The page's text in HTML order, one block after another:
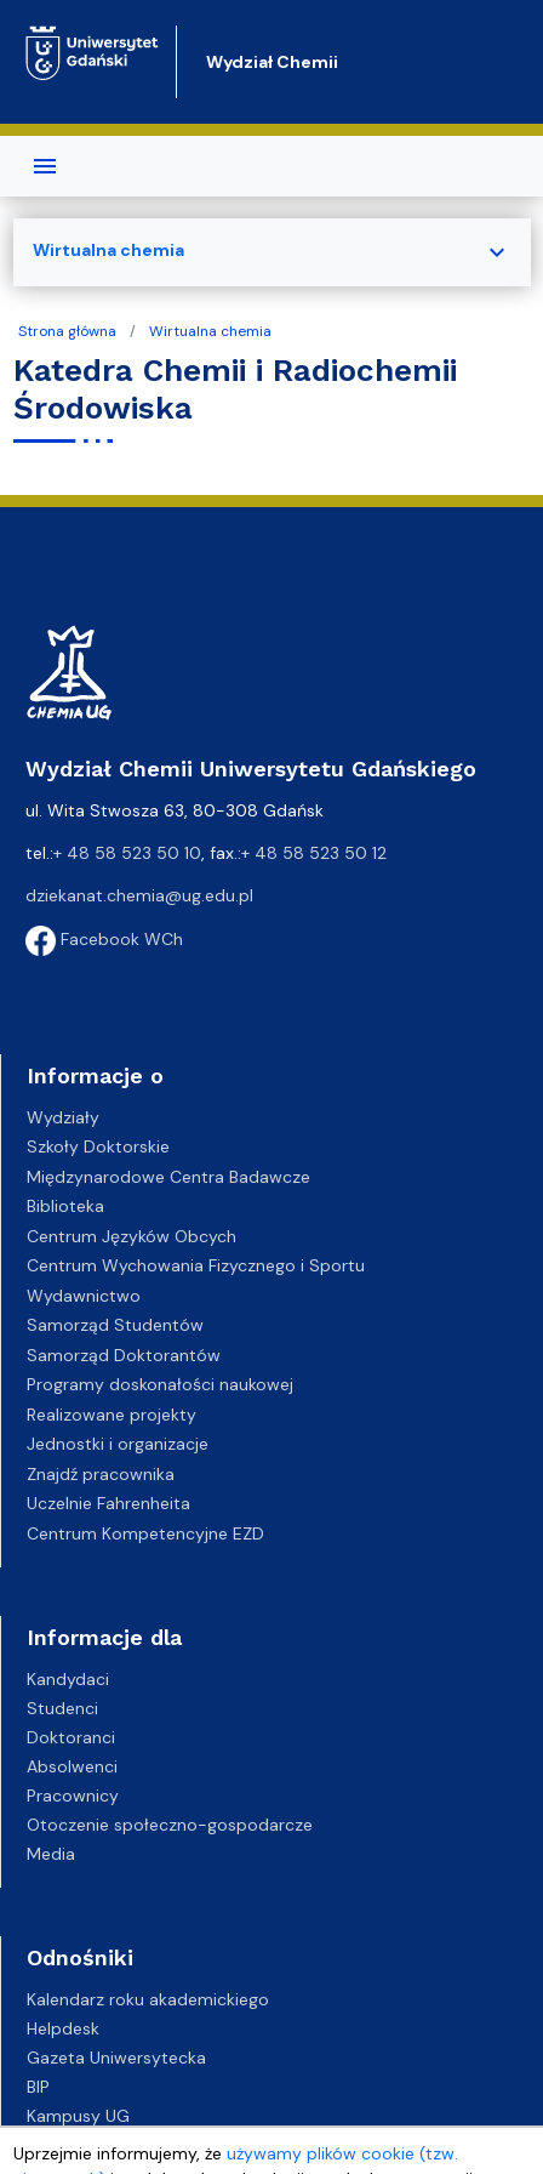
Uprzejmie informujemy, żeużywamy plików cookie (tzw.
Wydział Chemii
Strona główna Wirtualna chemia
Katedra Chemii i Radiochemii
Środowiska
Wirtualna chemia expand_more
Wydział Chemii Uniwersytetu Gdańskiego
ul. Wita Stwosza 63, 80-308 Gdańsk
tel.:+ 48 58 523 50 10 , fax.:+ 48 58 523 50 12
dziekanat.chemia@ug.edu.pl
Facebook WCh
Informacje o
Wydziały
Szkoły Doktorskie
Międzynarodowe Centra Badawcze
Biblioteka
Centrum Języków Obcych
Centrum Wychowania Fizycznego i Sportu
Wydawnictwo
Samorząd Studentów
Samorząd Doktorantów
Programy doskonałości naukowej
Realizowane projekty
Jednostki i organizacje
Znajdź pracownika
Uczelnie Fahrenheita
Centrum Kompetencyjne EZD
Informacje dla
Kandydaci
Studenci
Doktoranci
Absolwenci
Pracownicy
Otoczenie społeczno-gospodarcze
Media
Odnośniki
Kalendarz roku akademickiego
Helpdesk
Gazeta Uniwersytecka
BIP
Kampusy UG
Biuro Karier UG